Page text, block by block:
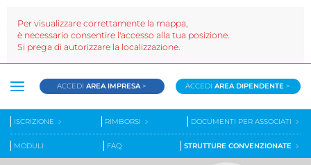
ACCEDIAREA IMPRESA > ACCEDIAREA DIPENDENTE >
ISCRIZIONE RIMBORSI DOCUMENTI PER ASSOCIATI
MODULI FAQ STRUTTURE CONVENZIONATE
Per visualizzare correttamente la mappa,
è necessario consentire l'accesso alla tua posizione.
Si prega di autorizzare la localizzazione.